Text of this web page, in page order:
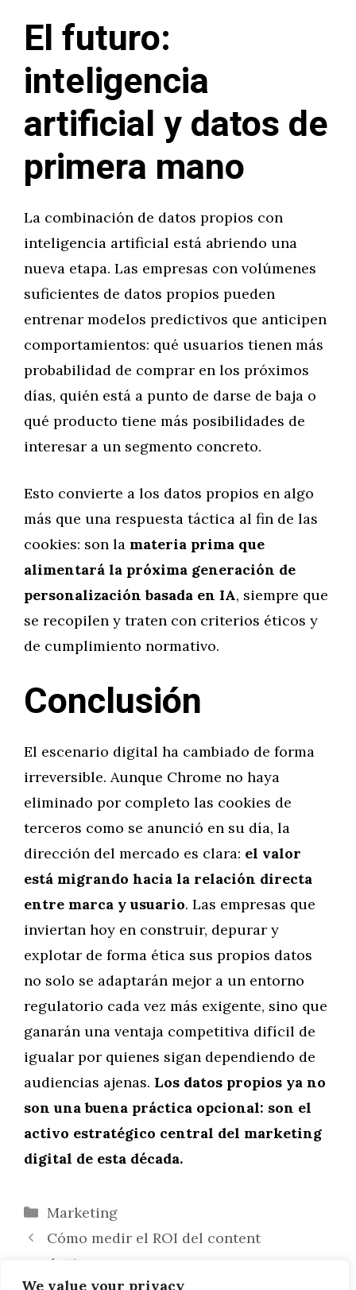
We value your privacy
El futuro:
inteligencia
artificial y datos de
primera mano
La combinación de datos propios con
inteligencia artificial está abriendo una
nueva etapa. Las empresas con volúmenes
suficientes de datos propios pueden
entrenar modelos predictivos que anticipen
comportamientos: qué usuarios tienen más
probabilidad de comprar en los próximos
días, quién está a punto de darse de baja o
qué producto tiene más posibilidades de
interesar a un segmento concreto.
Esto convierte a los datos propios en algo
más que una respuesta táctica al fin de las
cookies: son la materia prima que
alimentará la próxima generación de
personalización basada en IA, siempre que
se recopilen y traten con criterios éticos y
de cumplimiento normativo.
Conclusión
El escenario digital ha cambiado de forma
irreversible. Aunque Chrome no haya
eliminado por completo las cookies de
terceros como se anunció en su día, la
dirección del mercado es clara: el valor
está migrando hacia la relación directa
entre marca y usuario. Las empresas que
inviertan hoy en construir, depurar y
explotar de forma ética sus propios datos
no solo se adaptarán mejor a un entorno
regulatorio cada vez más exigente, sino que
ganarán una ventaja competitiva difícil de
igualar por quienes sigan dependiendo de
audiencias ajenas. Los datos propios ya no
son una buena práctica opcional: son el
activo estratégico central del marketing
digital de esta década.
Categorías
Marketing
Cómo medir el ROI del content
marketing paso a paso